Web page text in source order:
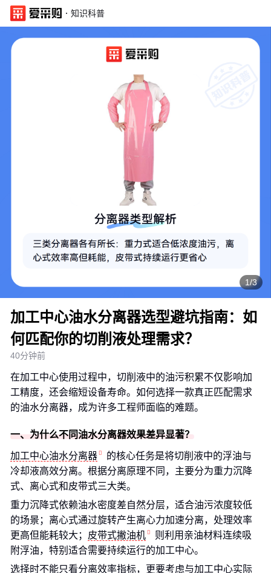
· 知识科普
1/3
加工中心油水分离器选型避坑指南：如
何匹配你的切削液处理需求？
40分钟前
在加工中心使用过程中，切削液中的油污积累不仅影响加
工精度，还会缩短设备寿命。如何选择一款真正匹配需求
的油水分离器，成为许多工程师面临的难题。
一、为什么不同油水分离器效果差异显著？
加工中心油水分离器
的核心任务是将切削液中的浮油与
冷却液高效分离。根据分离原理不同，主要分为重力沉降
式、离心式和皮带式三大类。
重力沉降式依赖油水密度差自然分层，适合油污浓度较低
的场景；离心式通过旋转产生离心力加速分离，处理效率
更高但能耗较大； 皮带式撇油机
则利用亲油材料连续吸
附浮油，特别适合需要持续运行的加工中心。
选择时不能只看分离效率指标，更要考虑与加工中心实际